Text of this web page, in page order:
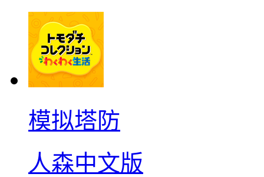
模拟塔防
人森中文版